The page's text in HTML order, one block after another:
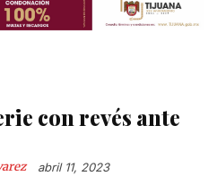
con revés ante
abril 11, 2023